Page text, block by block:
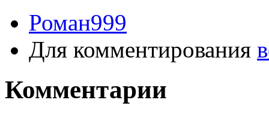
Роман999
Для комментирования
Комментарии